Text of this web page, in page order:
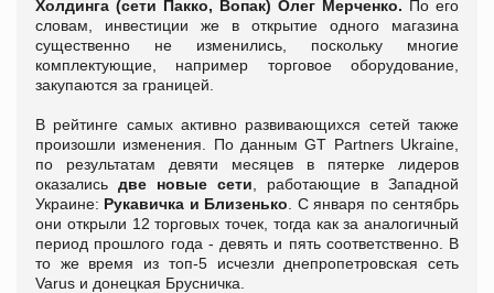
Холдинга (сети Пакко, Вопак) Олег Мерченко. По его
словам, инвестиции же в открытие одного магазина
существенно не изменились, поскольку многие
комплектующие, например торговое оборудование,
закупаются за границей.
В рейтинге самых активно развивающихся сетей также
произошли изменения. По данным GT Partners Ukraine,
по результатам девяти месяцев в пятерке лидеров
оказались две новые сети , работающие в Западной
Украине: Рукавичка и Близенько . С января по сентябрь
они открыли 12 торговых точек, тогда как за аналогичный
период прошлого года - девять и пять соответственно. В
то же время из топ-5 исчезли днепропетровская сеть
Varus и донецкая Брусничка.